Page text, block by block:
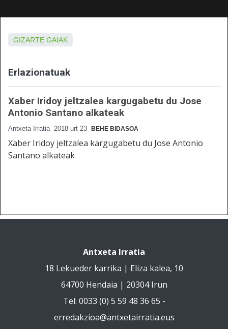
GIZARTE GAIAK
Erlazionatuak
Xaber Iridoy jeltzalea kargugabetu du Jose
Antonio Santano alkateak
Antxeta Irratia 2018 urt 23 BEHE BIDASOA
Xaber Iridoy jeltzalea kargugabetu du Jose Antonio
Santano alkateak
Antxeta Irratia
18 Lekueder karrika | Eliza kalea, 10
64700 Hendaia | 20304 Irun
Tel: 0033 (0) 5 59 48 36 65 -
erredakzioa@antxetairratia.eus